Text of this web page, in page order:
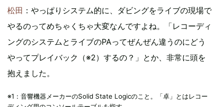
松田 ：やっぱりシステム的に、ダビングをライブの現場で
やるのってめちゃくちゃ大変なんですよね。「レコーディ
ングのシステムとライブのPAってぜんぜん違うのにどう
やってプレイバック（※2）するの？」とか、非常に頭を
抱えました。
※1：音響機器メーカーのSolid State Logicのこと。「卓」とはレコー